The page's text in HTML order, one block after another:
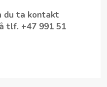
du ta kontakt
tlf. +47 991 51